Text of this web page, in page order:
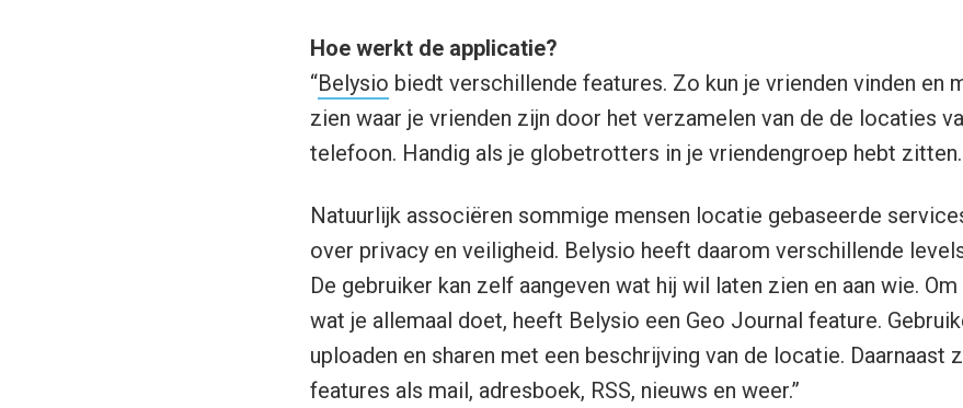
Hoe werkt de applicatie?
“Belysio biedt verschillende features. Zo kun je vrienden vinden en
zien waar je vrienden zijn door het verzamelen van de de locaties
telefoon. Handig als je globetrotters in je vriendengroep hebt zitten.
Natuurlijk associëren sommige mensen locatie gebaseerde
over privacy en veiligheid. Belysio heeft daarom verschillende
De gebruiker kan zelf aangeven wat hij wil laten zien en aan wie.
wat je allemaal doet, heeft Belysio een Geo Journal feature.
uploaden en sharen met een beschrijving van de locatie. Daarnaast
features als mail, adresboek, RSS, nieuws en weer.”